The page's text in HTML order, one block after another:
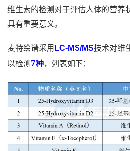
维生素的检测对于评估人体的营养
具有重要意义。
麦特绘谱采用 LC-MS/MS技术对维
以检测 7种，列表如下：